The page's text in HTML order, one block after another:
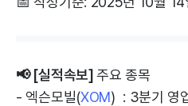
📢 [실적속보]주요 종목
- 엑슨모빌(XOM) : 3분기 영